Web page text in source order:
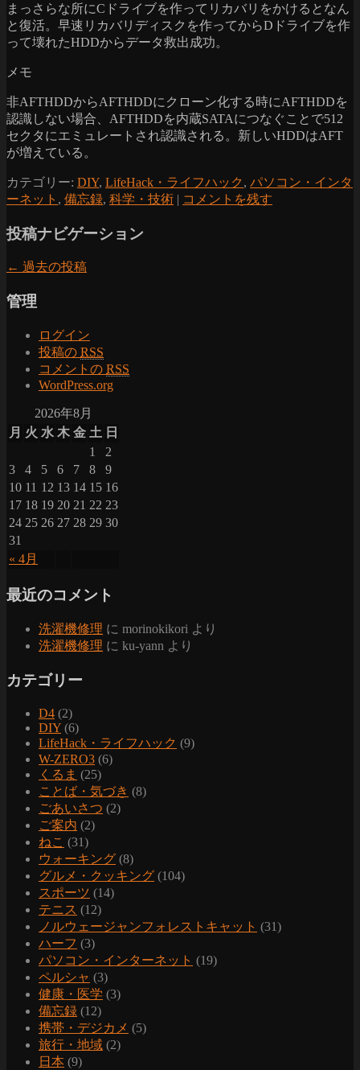
まっさらな所にCドライブを作ってリカバリをかけるとなん
と復活。早速リカバリディスクを作ってからDドライブを作
って壊れたHDDからデータ救出成功。
メモ
非AFTHDDからAFTHDDにクローン化する時にAFTHDDを
認識しない場合、AFTHDDを内蔵SATAにつなぐことで512
セクタにエミュレートされ認識される。新しいHDDはAFT
が増えている。
カテゴリー: DIY, LifeHack・ライフハック , パソコン・インタ
ーネット , 備忘録, 科学・技術 | コメントを残す
投稿ナビゲーション
← 過去の投稿
管理
ログイン
投稿の RSS
コメントの RSS
WordPress.org
2026年8月
月 火 水 木 金 土 日
« 4月
1
2
3
4 5 6 7 8
9
10 11 12 13 14 15 16
17 18 19 20 21 22 23
24 25 26 27 28 29 30
31
最近のコメント
洗濯機修理 に morinokikori より
洗濯機修理 に ku-yann より
カテゴリー
D4 (2)
DIY (6)
LifeHack・ライフハック (9)
W-ZERO3 (6)
くるま (25)
ことば・気づき (8)
ごあいさつ (2)
ご案内 (2)
ねこ (31)
ウォーキング (8)
グルメ・クッキング (104)
スポーツ (14)
テニス (12)
ノルウェージャンフォレストキャット (31)
ハーフ (3)
パソコン・インターネット (19)
ペルシャ (3)
健康・医学 (3)
備忘録 (12)
携帯・デジカメ (5)
旅行・地域 (2)
日本 (9)